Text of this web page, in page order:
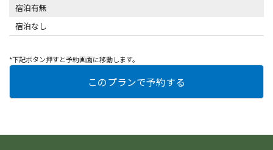
宿泊有無
宿泊なし
*下記ボタン押すと予約画面に移動します。